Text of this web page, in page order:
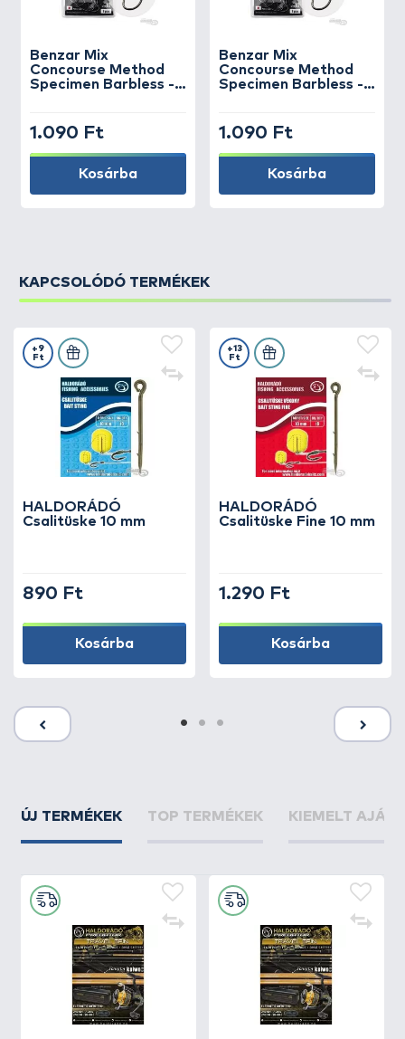
Benzar Mix
Concourse Method
Specimen Barbless -
1.090 Ft
Kosárba
Benzar Mix
Concourse Method
Specimen Barbless -
1.090 Ft
Kosárba
KAPCSOLÓDÓ TERMÉKEK
HALDORÁDÓ
Csalitüske 10 mm
+9
Ft
890 Ft
Kosárba
HALDORÁDÓ
Csalitüske Fine 10 mm
+13
Ft
1.290 Ft
Kosárba
ÚJ TERMÉKEK TOP TERMÉKEK KIEMELT